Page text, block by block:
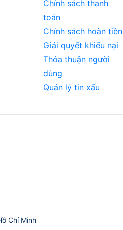
Chính sách thanh
toán
Chính sách hoàn tiền
Giải quyết khiếu nại
Thỏa thuận người
dùng
Quản lý tin xấu
Chí Minh